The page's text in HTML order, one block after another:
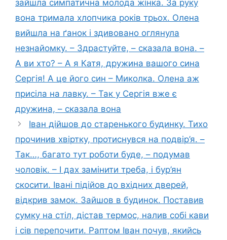
зайшла симпатична молода жінка. За руку
вона тримала хлопчика років трьох. Олена
вийшла на ґанок і здивовано оглянула
незнайомку. – Здрастуйте, – сказала вона. –
А ви хто? – А я Катя, дружина вашого сина
Сергія! А це його син – Миколка. Олена аж
присіла на лавку. – Так у Сергія вже є
дружина, – сказала вона
Іван дійшов до старенького будинку. Тихо
прочинив хвіртку, протиснувся на подвір’я. –
Так…, багато тут роботи буде, – подумав
чоловік. – І дах замінити треба, і бур’ян
скосити. Івані підійов до вхідних дверей,
відкрив замок. Зайшов в будинок. Поставив
сумку на стіл, дістав термос, налив собі кави
і сів перепочити. Раптом Іван почув, якийсь